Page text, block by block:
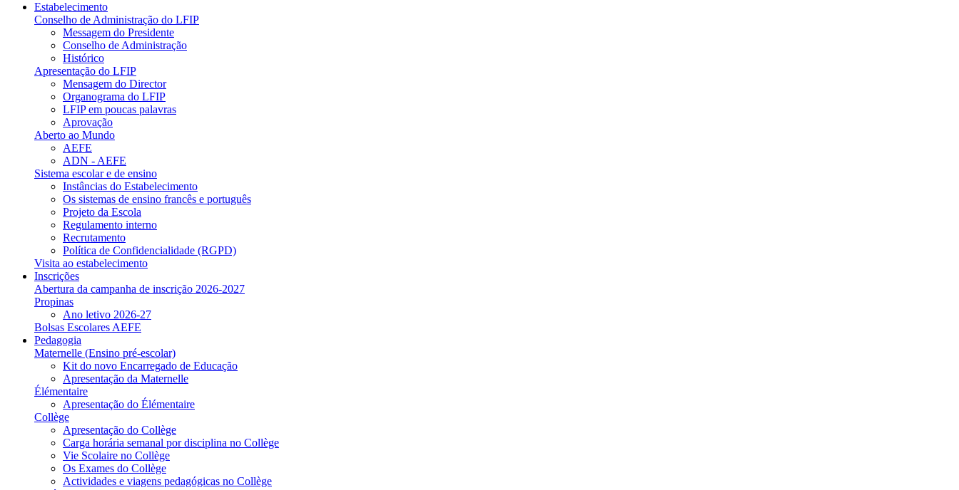
Estabelecimento
Conselho de Administração do LFIP
Messagem do Presidente
Conselho de Administração
Histórico
Apresentação do LFIP
Mensagem do Director
Organograma do LFIP
LFIP em poucas palavras
Aprovação
Aberto ao Mundo
AEFE
ADN - AEFE
Sistema escolar e de ensino
Instâncias do Estabelecimento
Os sistemas de ensino francês e português
Projeto da Escola
Regulamento interno
Recrutamento
Política de Confidencialidade (RGPD)
Visita ao estabelecimento
Inscrições
Abertura da campanha de inscrição 2026-2027
Propinas
Ano letivo 2026-27
Bolsas Escolares AEFE
Pedagogia
Maternelle (Ensino pré-escolar)
Kit do novo Encarregado de Educação
Apresentação da Maternelle
Élémentaire
Apresentação do Élémentaire
Collège
Apresentação do Collège
Carga horária semanal por disciplina no Collège
Vie Scolaire no Collège
Os Exames do Collège
Actividades e viagens pedagógicas no Collège